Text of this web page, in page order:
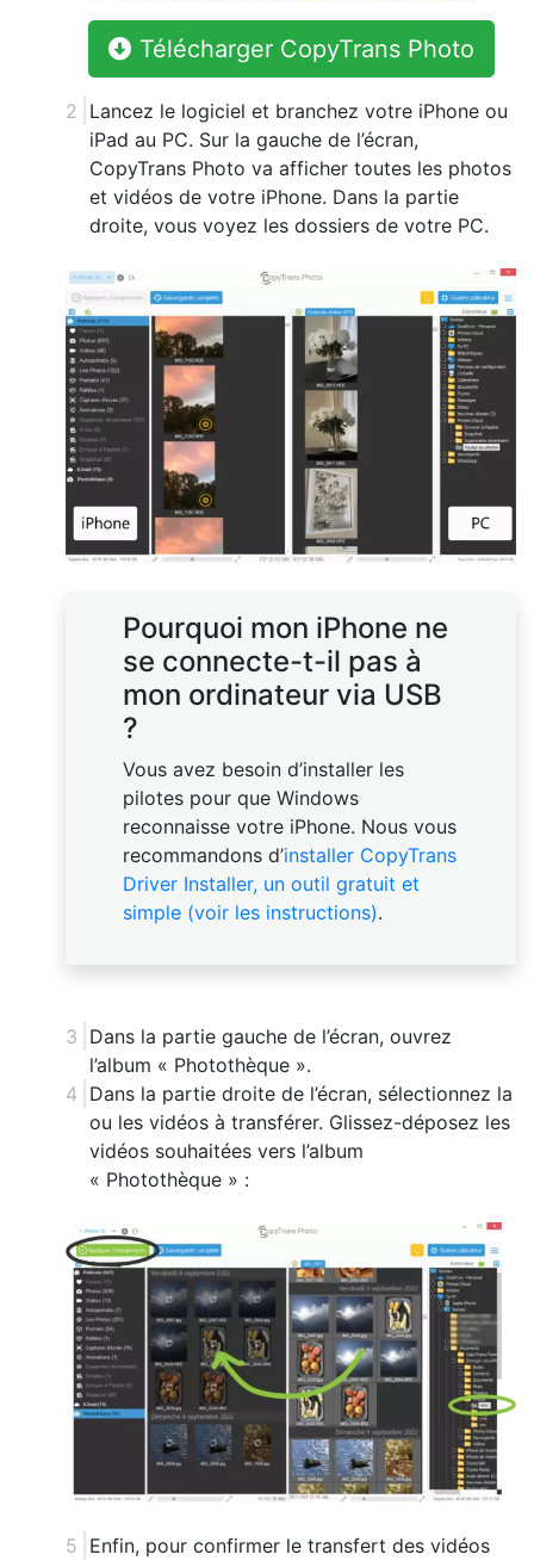
Télécharger CopyTrans Photo
Lancez le logiciel et branchez votre iPhone ou
iPad au PC. Sur la gauche de l’écran,
CopyTrans Photo va afficher toutes les photos
et vidéos de votre iPhone. Dans la partie
droite, vous voyez les dossiers de votre PC.
Pourquoi mon iPhone ne
se connecte-t-il pas à
mon ordinateur via USB
?
Vous avez besoin d’installer les
pilotes pour que Windows
reconnaisse votre iPhone. Nous vous
recommandons d’installer CopyTrans
Driver Installer, un outil gratuit et
simple (voir les instructions).
Dans la partie gauche de l’écran, ouvrez
l’album « Photothèque ».
Dans la partie droite de l’écran, sélectionnez la
ou les vidéos à transférer. Glissez-déposez les
vidéos souhaitées vers l’album
« Photothèque » :
Enfin, pour confirmer le transfert des vidéos